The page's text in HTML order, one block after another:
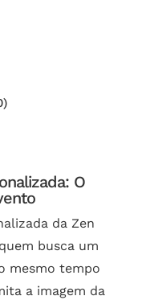
O
da Zen
busca um
mesmo tempo
a imagem da